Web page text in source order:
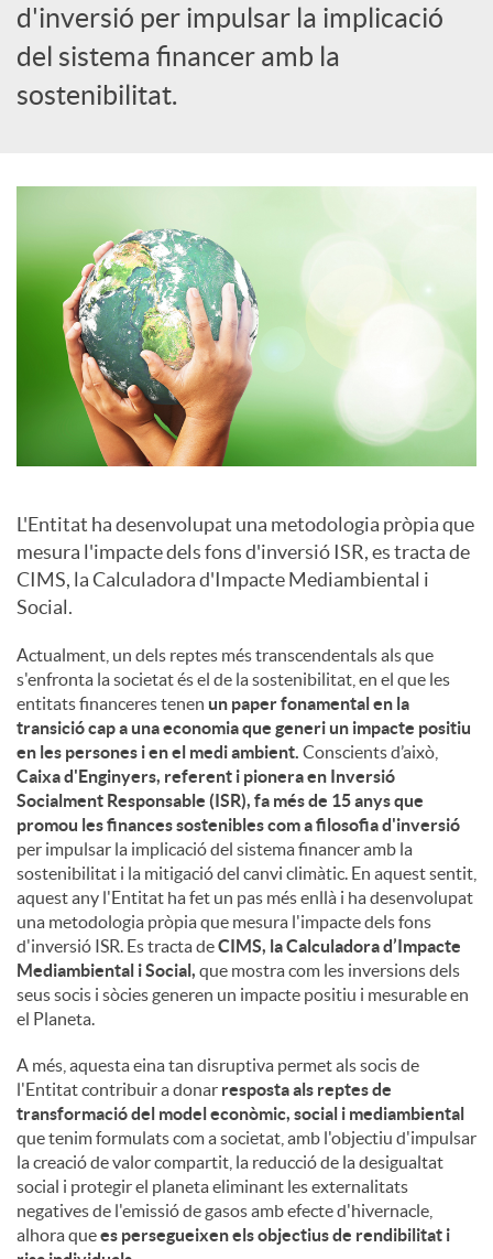
S
o
c
i
s
d'inversió per impulsar la implicació
del sistema financer amb la
sostenibilitat.
L'Entitat ha desenvolupat una metodologia pròpia que
mesura l'impacte dels fons d'inversió ISR, es tracta de
CIMS, la Calculadora d'Impacte Mediambiental i
Social.
Actualment, un dels reptes més transcendentals als que
s'enfronta la societat és el de la sostenibilitat, en el que les
entitats financeres tenen un paper fonamental en la
transició cap a una economia que generi un impacte positiu
en les persones i en el medi ambient. Conscients d’això,
Caixa d'Enginyers, referent i pionera en Inversió
Socialment Responsable (ISR), fa més de 15 anys que
promou les finances sostenibles com a filosofia d'inversió
per impulsar la implicació del sistema financer amb la
sostenibilitat i la mitigació del canvi climàtic. En aquest sentit,
aquest any l'Entitat ha fet un pas més enllà i ha desenvolupat
una metodologia pròpia que mesura l'impacte dels fons
d'inversió ISR. Es tracta deCIMS, la Calculadora d’Impacte
Mediambiental i Social, que mostra com les inversions dels
seus socis i sòcies generen un impacte positiu i mesurable en
el Planeta.
A més, aquesta eina tan disruptiva permet als socis de
l'Entitat contribuir a donar resposta als reptes de
transformació del model econòmic, social i mediambiental
que tenim formulats com a societat, amb l'objectiu d'impulsar
la creació de valor compartit, la reducció de la desigualtat
social i protegir el planeta eliminant les externalitats
negatives de l'emissió de gasos amb efecte d'hivernacle,
alhora quees persegueixen els objectius de rendibilitat i